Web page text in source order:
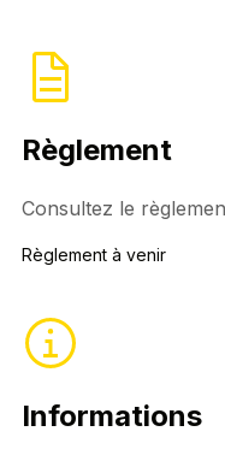
Règlement
Consultez le
Règlement à venir
Informations